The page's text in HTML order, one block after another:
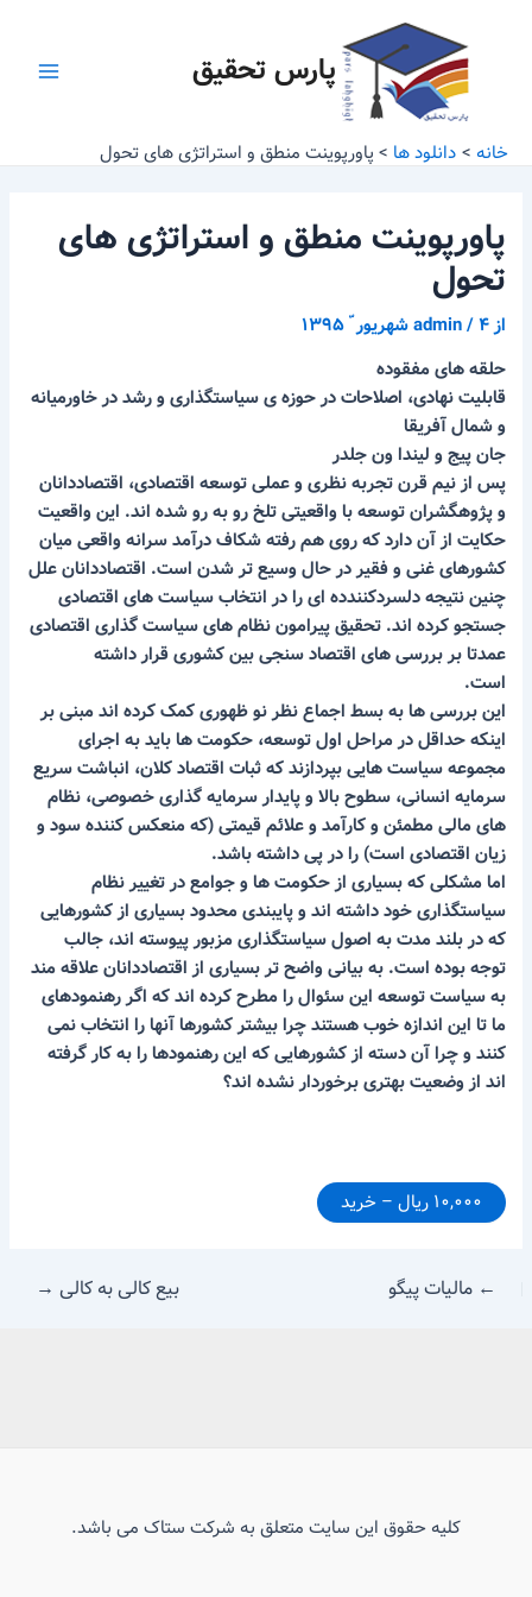
پارس تحقیق
خانه دانلود ها پاورپوینت منطق و استراتژی های تحول
پاورپوینت منطق و استراتژی های
تحول
از admin/۴ شهریور ّ ۱۳۹۵
حلقه های مفقوده
قابلیت نهادی، اصلاحات در حوزه ی سیاستگذاری و رشد در خاورمیانه
و شمال آفریقا
جان پیج و لیندا ون جلدر
پس از نیم قرن تجربه نظری و عملی توسعه اقتصادی، اقتصاددانان
و پژوهگشران توسعه با واقعیتی تلخ رو به رو شده اند. این واقعیت
حکایت از آن دارد که روی هم رفته شکاف درآمد سرانه واقعی میان
کشورهای غنی و فقیر در حال وسیع تر شدن است. اقتصاددانان علل
چنین نتیجه دلسردکنندده ای را در انتخاب سیاست های اقتصادی
جستجو کرده اند. تحقیق پیرامون نظام های سیاست گذاری اقتصادی
عمدتا بر بررسی های اقتصاد سنجی بین کشوری قرار داشته
است.
این بررسی ها به بسط اجماع نظر نو ظهوری کمک کرده اند مبنی بر
اینکه حداقل در مراحل اول توسعه، حکومت ها باید به اجرای
مجموعه سیاست هایی بپردازند که ثبات اقتصاد کلان، انباشت سریع
سرمایه انسانی، سطوح بالا و پایدار سرمایه گذاری خصوصی، نظام
های مالی مطمئن و کارآمد و علائم قیمتی (که منعکس کننده سود و
زیان اقتصادی است) را در پی داشته باشد.
اما مشکلی که بسیاری از حکومت ها و جوامع در تغییر نظام
سیاستگذاری خود داشته اند و پایبندی محدود بسیاری از کشورهایی
که در بلند مدت به اصول سیاستگذاری مزبور پیوسته اند، جالب
توجه بوده است. به بیانی واضح تر بسیاری از اقتصاددانان علاقه مند
به سیاست توسعه این سئوال را مطرح کرده اند که اگر رهنمودهای
ما تا این اندازه خوب هستند چرا بیشتر کشورها آنها را انتخاب نمی
کنند و چرا آن دسته از کشورهایی که این رهنمودها را به کار گرفته
اند از وضعیت بهتری برخوردار نشده اند؟
۱۰,۰۰۰ ریال – خرید
← مالیات پیگو بیع کالی به کالی →
کلیه حقوق این سایت متعلق به شرکت ستاک می باشد.